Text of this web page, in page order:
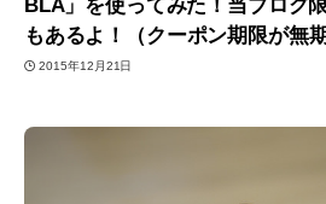
BLÅ」を使ってみた！当ブログ
もあるよ！（クーポン期限が無
2015年12月21日